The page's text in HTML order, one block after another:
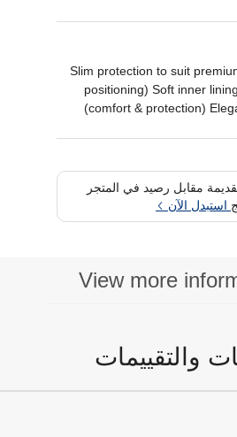
Slim protection to suit
positioning) Soft inner
(comfort & protection)
مقابل رصيد في المتجر
استبدل الآن
View more
والتقييمات